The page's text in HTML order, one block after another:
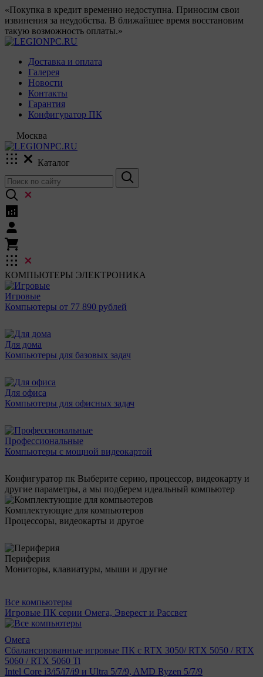
«Покупка в кредит временно недоступна. Приносим свои
извинения за неудобства. В ближайшее время восстановим
такую возможность оплаты.»
Доставка и оплата
Галерея
Новости
Контакты
Гарантия
Конфигуратор ПК
Москва
Каталог
КОМПЬЮТЕРЫ ЭЛЕКТРОНИКА
Игровые
Компьютеры от 77 890 рублей
Для дома
Компьютеры для базовых задач
Для офиса
Компьютеры для офисных задач
Профессиональные
Компьютеры с мощной видеокартой
Конфигуратор пк Выберите серию, процессор, видеокарту и
другие параметры, а мы подберем идеальный компьютер
Комплектующие для компьютеров
Процессоры, видеокарты и другое
Периферия
Мониторы, клавиатуры, мыши и другие
Все компьютеры
Игровые ПК серии Омега, Эверест и Рассвет
Омега
Сбалансированные игровые ПК с RTX 3050/ RTX 5050 / RTX
5060 / RTX 5060 Ti
Intel Core i3/i5/i7/i9 и Ultra 5/7/9, AMD Ryzen 5/7/9